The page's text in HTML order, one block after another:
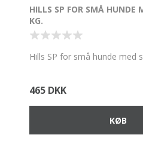
HILLS SP FOR SMÅ HUNDE
KG.
Hills SP for små hunde med
465 DKK